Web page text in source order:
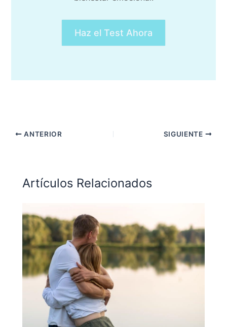
Haz el Test Ahora
ANTERIOR SIGUIENTE
Artículos Relacionados